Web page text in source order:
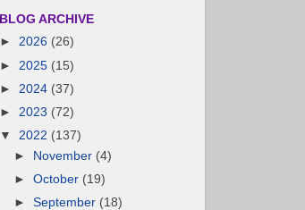
BLOG ARCHIVE
► 2026 (26)
► 2025 (15)
► 2024 (37)
► 2023 (72)
▼ 2022 (137)
► November (4)
►October (19)
►September (18)